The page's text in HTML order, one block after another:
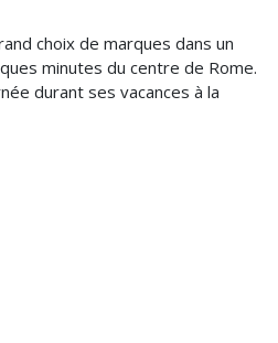
choix de marques dans un
minutes du centre de Rome.
durant ses vacances à la